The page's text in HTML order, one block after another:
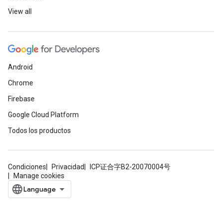
View all
Android
Chrome
Firebase
Google Cloud Platform
Todos los productos
Condiciones Privacidad
ICP证合字B2-20070004号
Manage cookies